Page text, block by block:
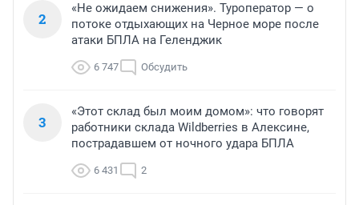
2
«Не ожидаем снижения». Туроператор — о
потоке отдыхающих на Черное море после
атаки БПЛА на Геленджик
6 747 Обсудить
3
«Этот склад был моим домом»: что говорят
работники склада Wildberries в Алексине,
пострадавшем от ночного удара БПЛА
6 431 2